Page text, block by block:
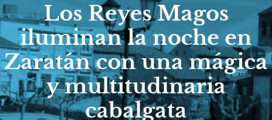
Los Reyes Magos
iluminan la noche en
Zaratán con una mágica
y multitudinaria
cabalgata